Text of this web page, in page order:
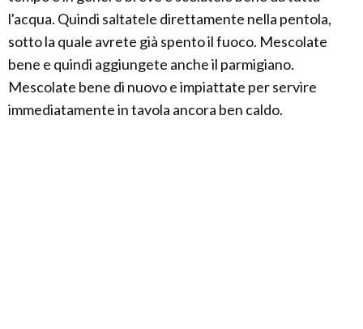
l'acqua. Quindi saltatele direttamente nella pentola,
sotto la quale avrete già spento il fuoco. Mescolate
bene e quindi aggiungete anche il parmigiano.
Mescolate bene di nuovo e impiattate per servire
immediatamente in tavola ancora ben caldo.